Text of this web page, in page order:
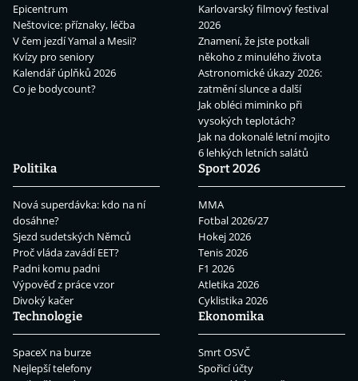
Epicentrum
Neštovice: příznaky, léčba
V čem jezdí Yamal a Mesii?
Kvízy pro seniory
Kalendář úplňků 2026
Co je bodycount?
Karlovarský filmový festival
2026
Znamení, že jste potkali
někoho z minulého života
Astronomické úkazy 2026:
zatmění slunce a další
Jak obléci miminko při
vysokých teplotách?
Jak na dokonalé letní mojito
6 lehkých letních salátů
Politika
Nová superdávka: kdo na ní
dosáhne?
Sjezd sudetských Němců
Proč vláda zavádí EET?
Padni komu padni
Výpověď z práce vzor
Divoký kačer
Sport 2026
MMA
Fotbal 2026/27
Hokej 2026
Tenis 2026
F1 2026
Atletika 2026
Cyklistika 2026
Technologie
SpaceX na burze
Nejlepší telefony
Ekonomika
Smrt OSVČ
Spořicí účty